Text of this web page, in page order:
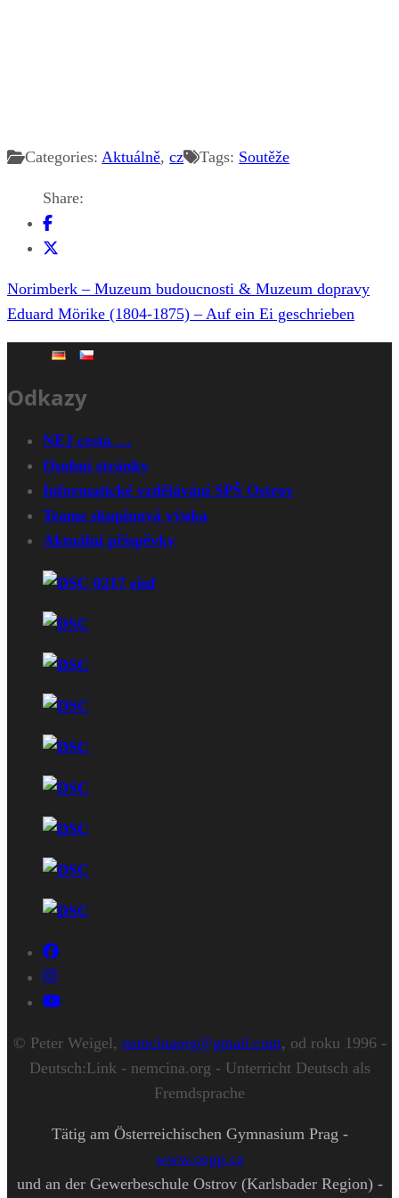
Categories:Aktuálně,cz Tags: Soutěže
Share:
Navigace
pro
příspěvek
Norimberk – Muzeum budoucnosti & Muzeum dopravy
Eduard Mörike (1804-1875) – Auf ein Ei geschrieben
Odkazy
NEJ cesta …
Osobní stránky
Informatické vzdělávání SPŠ Ostrov
Teams skupinová výuka
Aktuální příspěvky
© Peter Weigel, nemcinaorg@gmail.com, od roku 1996 -
Deutsch:Link - nemcina.org - Unterricht Deutsch als
Fremdsprache
Tätig am Österreichischen Gymnasium Prag -
www.oegp.cz
und an der Gewerbeschule Ostrov (Karlsbader Region) -